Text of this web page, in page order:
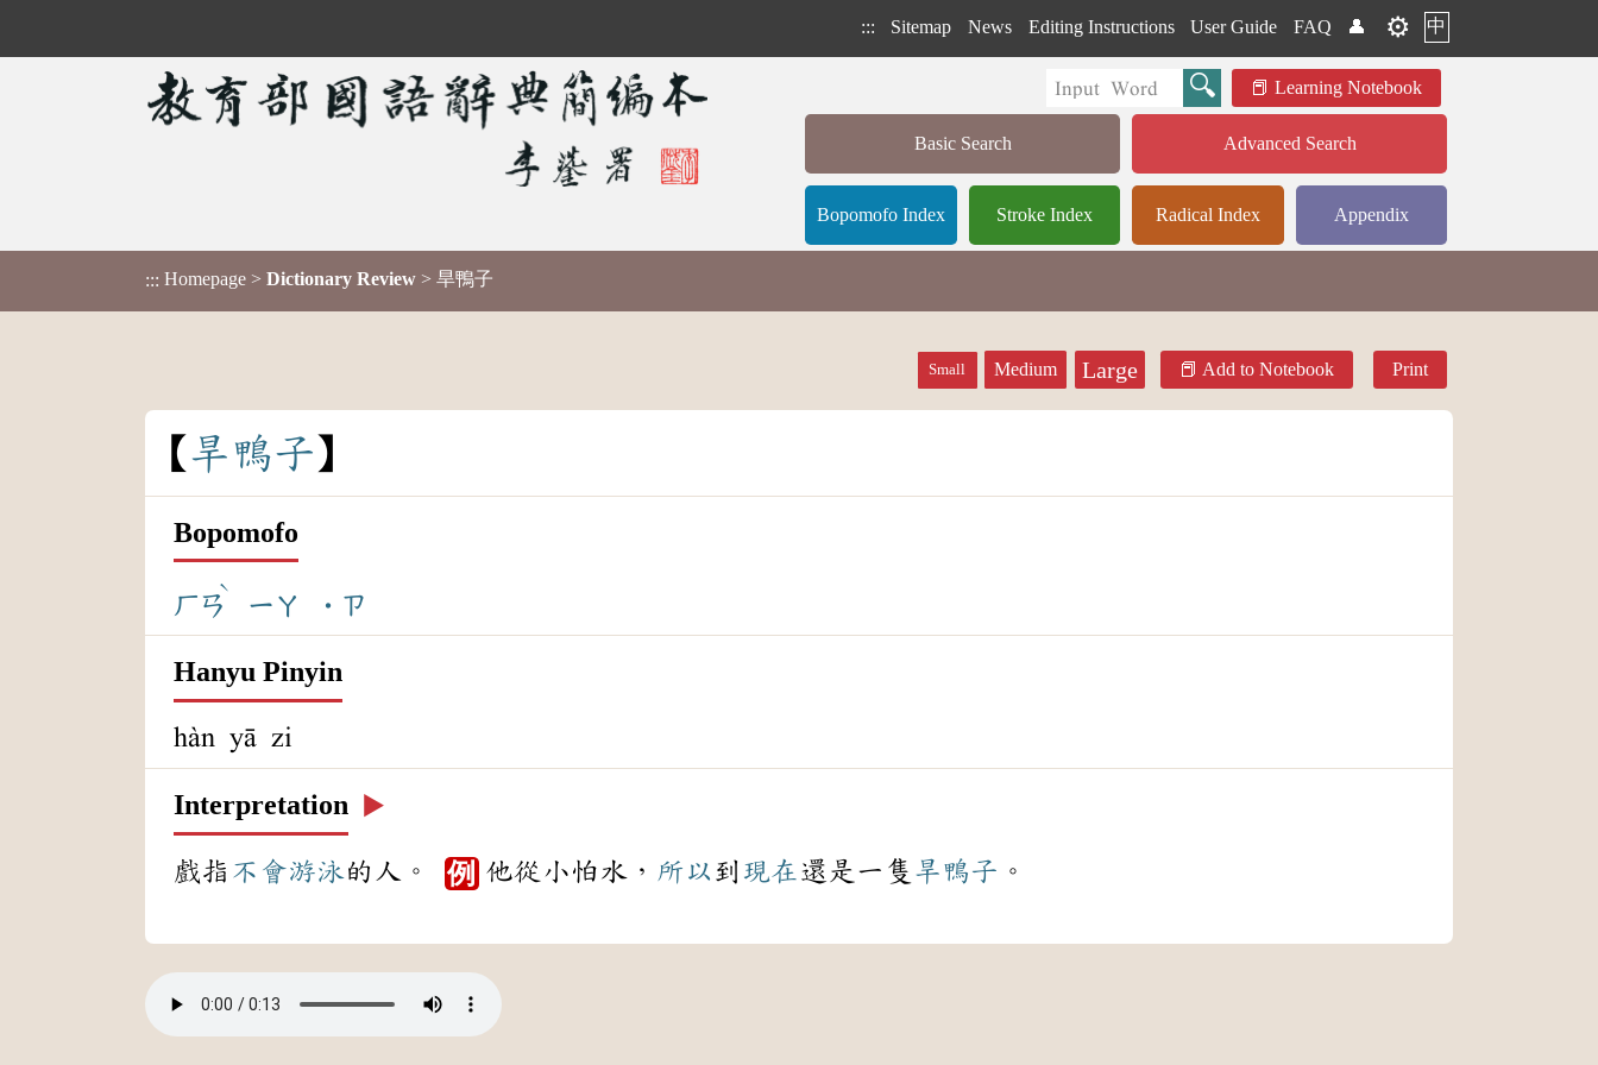
::: Sitemap News Editing Instructions User Guide FAQ 👤 ⚙️ 中
Learning Notebook
Basic Search Advanced Search
Bopomofo Index Stroke Index Radical Index Appendix
::: Homepage > Dictionary Review > 旱鴨子
Small Medium Large Add to Notebook Print
旱鴨子
Bopomofo
ㄏㄢ
ˋ
ㄧㄚ ˙ㄗ
Hanyu Pinyin
hàn yā zi
Interpretation ▶️
戲指 不會游泳的人。 例 他從小怕水， 所以到 現在還是一隻 旱鴨子 。